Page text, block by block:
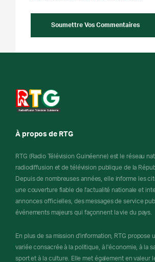
À propos de RTG
RTG (Radio Télévision Guinéenne) est le réseau
radiodiffusion et de télévision publique de la
Depuis de nombreuses années, elle informe les
une couverture fiable de l'actualité nationale et
annonces officielles, des messages de service
événements majeurs qui façonnent la vie du pays.
En plus de sa mission d'information, RTG propose
variée consacrée à la politique, à l'économie, à la
sport et à la culture. Elle met également en valeur